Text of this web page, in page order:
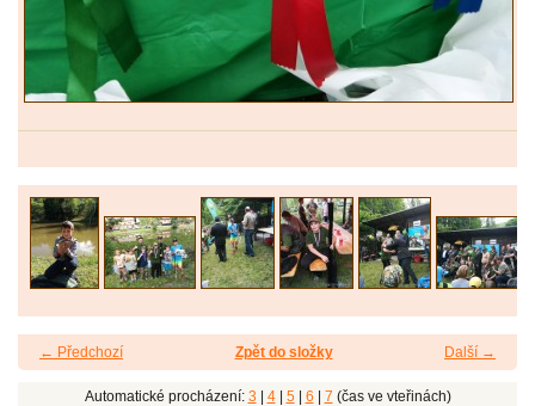
← Předchozí Další →
Zpět do složky
Automatické procházení: 3 | 4| 5| 6 | 7 (čas ve vteřinách)